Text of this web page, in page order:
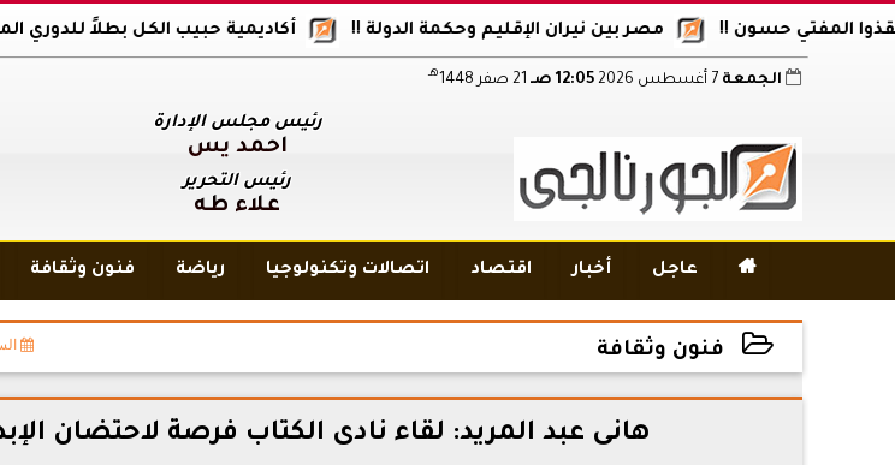
أكاديمية حبيب الكل بطلاً للدوري الممتاز مصر بين نيران الإقليم وحكمة الدولة !! حسون !!
الجمعة 12:05 صـ هـ
رئيس مجلس الإدارة
أحمد يس
رئيس التحرير
علاء طه
 عاجل أخبار اقتصاد اتصالات وتكنولوجيا رياضة فنون وثقافة
فنون وثقافة
2024-12-07 14:26:49
هانى عبد المريد: لقاء نادى الكتاب فرصة لاحتضان